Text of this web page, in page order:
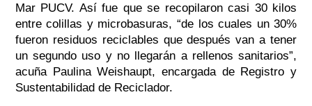
Mar PUCV. Así fue que se recopilaron casi 30 kilos
entre colillas y microbasuras, “de los cuales un 30%
fueron residuos reciclables que después van a tener
un segundo uso y no llegarán a rellenos sanitarios”,
acuña Paulina Weishaupt, encargada de Registro y
Sustentabilidad de Reciclador.